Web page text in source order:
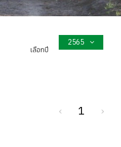
เลือกปี
2565
‹ 1 ›